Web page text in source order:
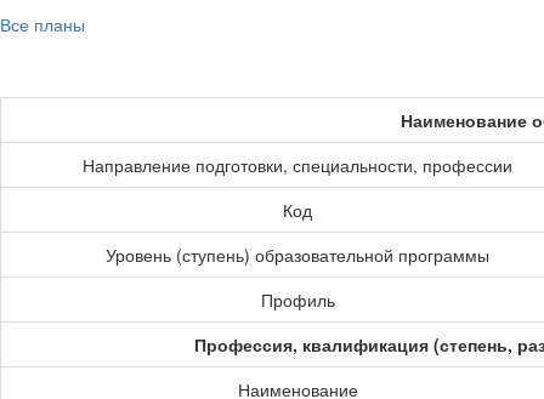
Все планы
Наименование
Направление подготовки, специальности, профессии
Код
Уровень (ступень) образовательной программы
Профиль
Профессия, квалификация (степень,
Наименование